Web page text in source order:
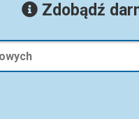
Zdobądź